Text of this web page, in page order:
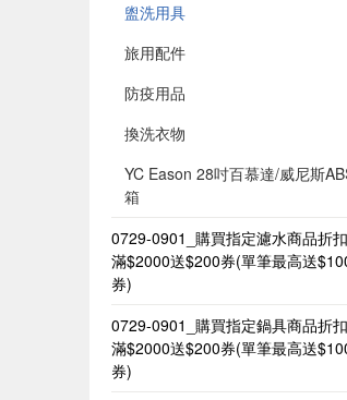
盥洗用具
旅用配件
防疫用品
換洗衣物
YC Eason 28吋百慕達/威尼斯
箱
0729-0901_購買指定濾水商品折
滿$2000送$200券(單筆最高送
券)
0729-0901_購買指定鍋具商品折
滿$2000送$200券(單筆最高送
券)